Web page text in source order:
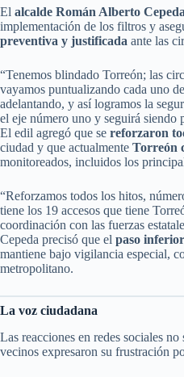
El alcalde Román Alberto
implementación de los filtros y
preventiva y justificada ante las
“Tenemos blindado Torreón; las
vayamos puntualizando cada uno
adelantando, y así logramos la
el eje número uno y seguirá siendo
El edil agregó que se reforzaron
ciudad y que actualmente Torreón
monitoreados, incluidos los
“Reforzamos todos los hitos,
tiene los 19 accesos que tiene
coordinación con las fuerzas
Cepeda precisó que el paso
mantiene bajo vigilancia especial,
metropolitano.
La voz ciudadana
Las reacciones en redes sociales
vecinos expresaron su frustración